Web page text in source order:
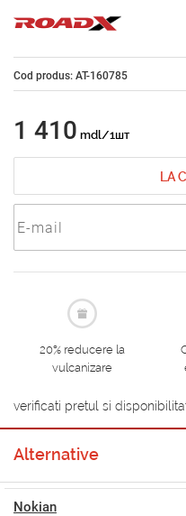
Cod produs: AT-160785
1 410 mdl/1шт
LA
20% reducere la
vulcanizare
verificati pretul si
Alternative
Nokian